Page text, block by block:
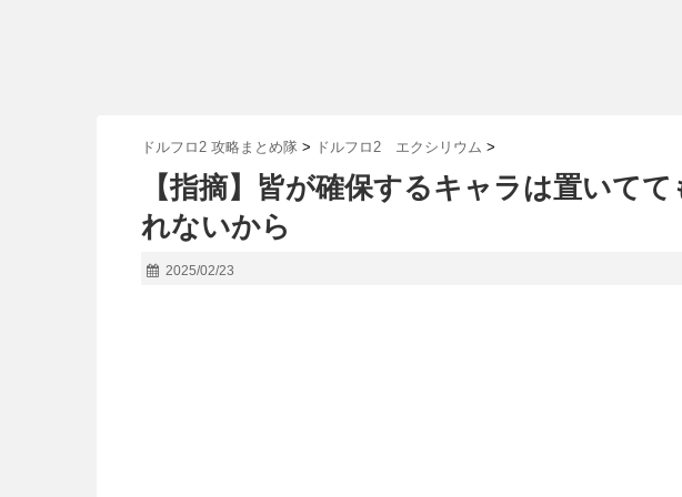
ドルフロ2 攻略まとめ隊 > ドルフロ2 エクシリウム >
【指摘】皆が確保するキャラは置いて
れないから
2025/02/23